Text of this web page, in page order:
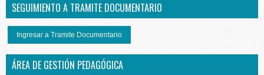
SEGUIMIENTO A TRAMITE DOCUMENTARIO
Ingresar a Tramite Documentario
ÁREA DE GESTIÓN PEDAGÓGICA